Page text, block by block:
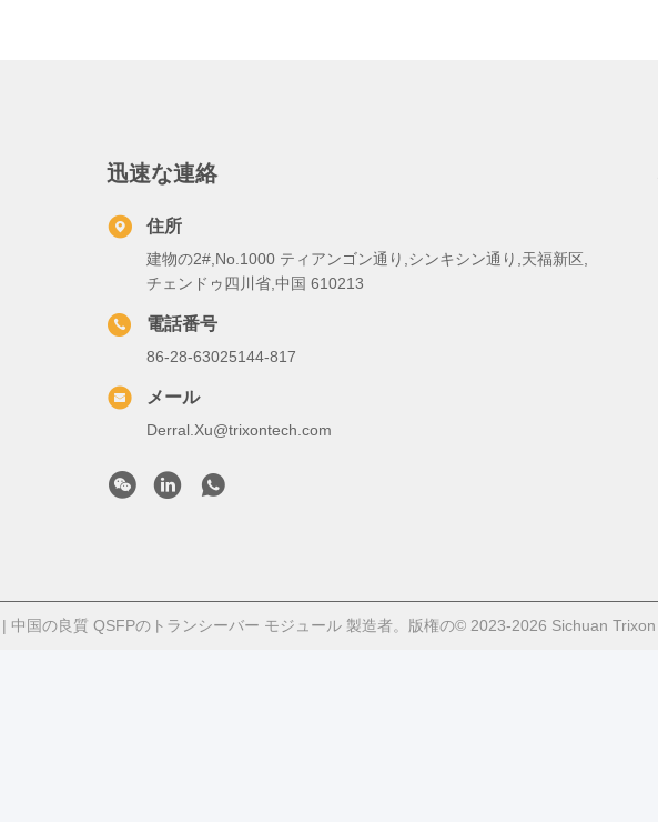
迅速な連絡
住所
建物の2#,No.1000 ティアンゴン通り,シンキシン通り,天福新区,
チェンドゥ四川省,中国 610213
電話番号
86-28-63025144-817
メール
Derral.Xu@trixontech.com
| 中国の良質 QSFPのトランシーバー モジュール 製造者。版権の© 2023-2026 Sichuan